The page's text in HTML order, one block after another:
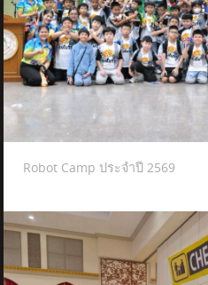
Robot Camp ประจำปี 2569